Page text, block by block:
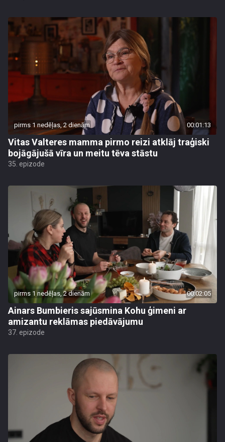
pirms 1 nedēļas, 2 dienām 00:01:13
Vitas Valteres mamma pirmo reizi atklāj traģiski
bojāgājušā vīra un meitu tēva stāstu
35. epizode
pirms 1 nedēļas, 2 dienām 00:02:05
Ainars Bumbieris sajūsmina Kohu ģimeni ar
amizantu reklāmas piedāvājumu
37. epizode